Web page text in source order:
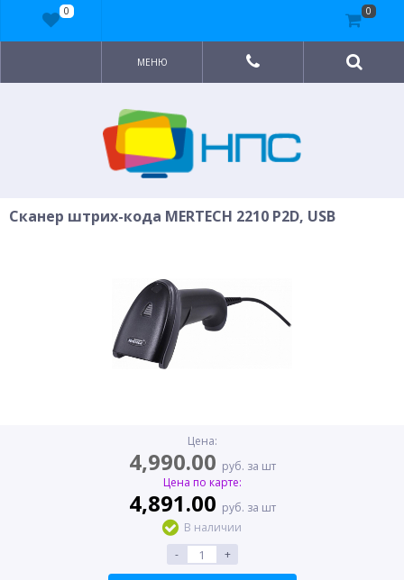
МЕНЮ
Сканер штрих-кода MERTECH 2210 P2D, USB
Цена:
4,990.00 руб. за шт
Цена по карте:
4,891.00 руб. за шт
В наличии
-
+
0 0